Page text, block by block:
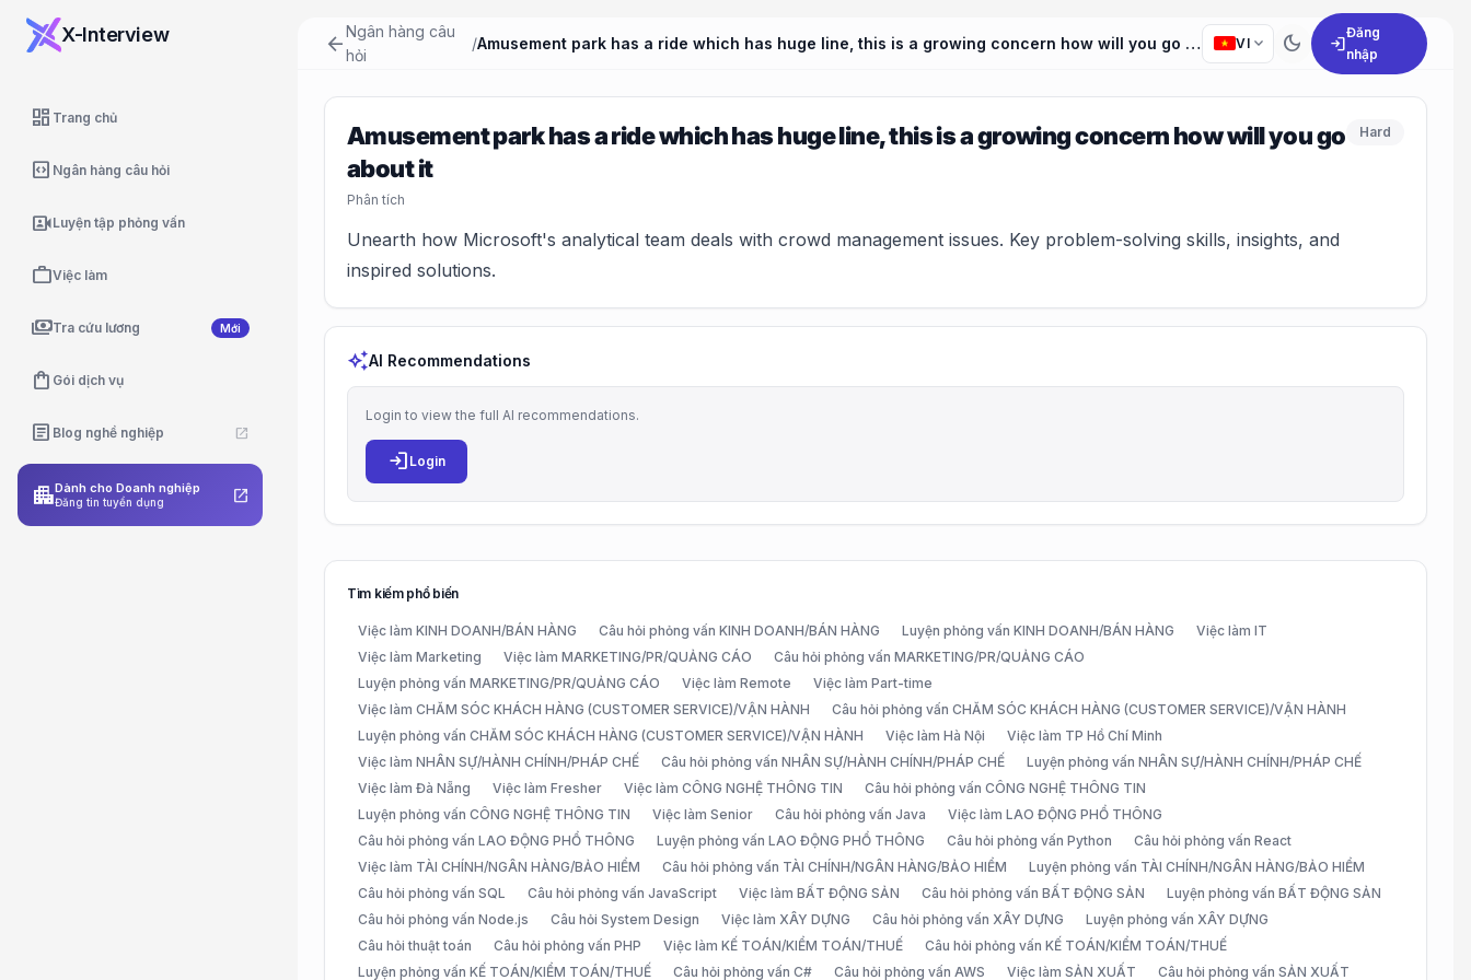
X-Interview
dashboard Trang chủ
code_blocks Ngân hàng câu hỏi
video_camera_frontLuyện tập phỏng vấn
workViệc làm
paymentsTra cứu lương Mới
shopping_bag Gói dịch vụ
article Blog nghề nghiệp open_in_new
apartmentDành cho Doanh nghiệp
Đăng tin tuyển dụng open_in_new
arrow_backNgân hàng câu
hỏi
/ Amusement park has a ride which has huge line, this is a growing concern how will you go about it VIexpand_more dark_mode login
Đăng
nhập
Amusement park has a ride which has huge line, this is a growing concern how will you go
about it
Phân tích
Hard
Unearth how Microsoft's analytical team deals with crowd management issues. Key problem-solving skills, insights, and
inspired solutions.
auto_awesomeAI Recommendations
Login to view the full AI recommendations.
login Login
Tìm kiếm phổ biến
Việc làm KINH DOANH/BÁN HÀNG Câu hỏi phỏng vấn KINH DOANH/BÁN HÀNG Luyện phỏng vấn KINH DOANH/BÁN HÀNG
Việc làm IT
Việc làm Marketing
Việc làm MARKETING/PR/QUẢNG CÁO
Câu hỏi phỏng vấn MARKETING/PR/QUẢNG CÁO
Luyện phỏng vấn MARKETING/PR/QUẢNG CÁO
Việc làm Remote
Việc làm Part-time
Việc làm CHĂM SÓC KHÁCH HÀNG (CUSTOMER SERVICE)/VẬN HÀNH
Câu hỏi phỏng vấn CHĂM SÓC KHÁCH HÀNG (CUSTOMER SERVICE)/VẬN HÀNH
Luyện phỏng vấn CHĂM SÓC KHÁCH HÀNG (CUSTOMER SERVICE)/VẬN HÀNH
Việc làm Hà Nội
Việc làm TP Hồ Chí Minh
Việc làm NHÂN SỰ/HÀNH CHÍNH/PHÁP CHẾ
Câu hỏi phỏng vấn NHÂN SỰ/HÀNH CHÍNH/PHÁP CHẾ
Luyện phỏng vấn NHÂN SỰ/HÀNH CHÍNH/PHÁP CHẾ
Việc làm Đà Nẵng
Việc làm Fresher Việc làm CÔNG NGHỆ THÔNG TIN
Câu hỏi phỏng vấn CÔNG NGHỆ THÔNG TIN
Luyện phỏng vấn CÔNG NGHỆ THÔNG TIN
Việc làm Senior Câu hỏi phỏng vấn Java
Việc làm LAO ĐỘNG PHỔ THÔNG
Câu hỏi phỏng vấn LAO ĐỘNG PHỔ THÔNG
Luyện phỏng vấn LAO ĐỘNG PHỔ THÔNG Câu hỏi phỏng vấn Python
Câu hỏi phỏng vấn React
Việc làm TÀI CHÍNH/NGÂN HÀNG/BẢO HIỂM
Câu hỏi phỏng vấn TÀI CHÍNH/NGÂN HÀNG/BẢO HIỂM
Luyện phỏng vấn TÀI CHÍNH/NGÂN HÀNG/BẢO HIỂM
Câu hỏi phỏng vấn SQL
Câu hỏi phỏng vấn JavaScript Việc làm BẤT ĐỘNG SẢN Câu hỏi phỏng vấn BẤT ĐỘNG SẢN
Luyện phỏng vấn BẤT ĐỘNG SẢN
Câu hỏi phỏng vấn Node.js
Câu hỏi System Design Việc làm XÂY DỰNG Câu hỏi phỏng vấn XÂY DỰNG
Luyện phỏng vấn XÂY DỰNG
Câu hỏi thuật toán
Câu hỏi phỏng vấn PHP Việc làm KẾ TOÁN/KIỂM TOÁN/THUẾ
Câu hỏi phỏng vấn KẾ TOÁN/KIỂM TOÁN/THUẾ
Luyện phỏng vấn KẾ TOÁN/KIỂM TOÁN/THUẾ
Câu hỏi phỏng vấn C# Câu hỏi phỏng vấn AWS Việc làm SẢN XUẤT Câu hỏi phỏng vấn SẢN XUẤT